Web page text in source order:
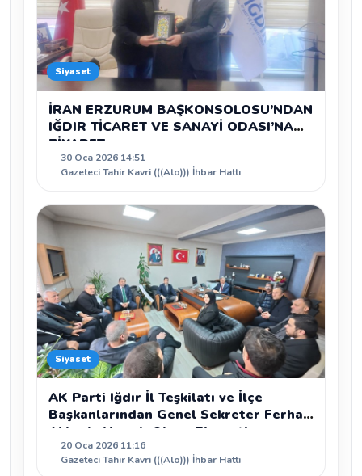
Siyaset
İRAN ERZURUM BAŞKONSOLOSU’NDAN
IĞDIR TİCARET VE SANAYİ ODASI’NA
ZİYARET
30 Oca 2026 14:51
Gazeteci Tahir Kavri (((Alo))) İhbar Hattı
Siyaset
AK Parti Iğdır İl Teşkilatı ve İlçe
Başkanlarından Genel Sekreter Ferhat
Akkuş’a Hayırlı Olsun Ziyareti
20 Oca 2026 11:16
Gazeteci Tahir Kavri (((Alo))) İhbar Hattı